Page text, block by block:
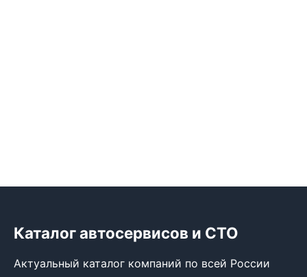
Каталог автосервисов и СТО
Актуальный каталог компаний по всей России